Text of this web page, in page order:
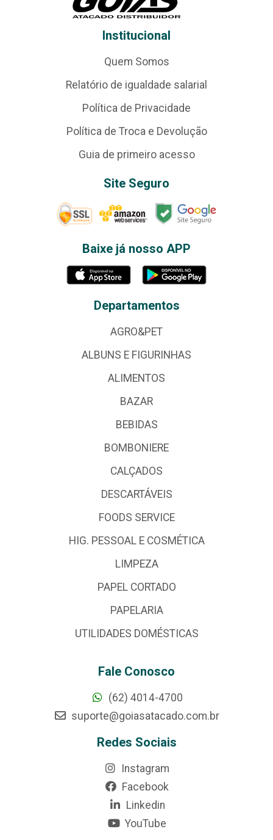
Institucional
Quem Somos
Relatório de igualdade salarial
Política de Privacidade
Política de Troca e Devolução
Guia de primeiro acesso
Site Seguro
Baixe já nosso APP
Departamentos
AGRO&PET
ALBUNS E FIGURINHAS
ALIMENTOS
BAZAR
BEBIDAS
BOMBONIERE
CALÇADOS
DESCARTÁVEIS
FOODS SERVICE
HIG. PESSOAL E COSMÉTICA
LIMPEZA
PAPEL CORTADO
PAPELARIA
UTILIDADES DOMÉSTICAS
Fale Conosco
(62) 4014-4700
suporte@goiasatacado.com.br
Redes Sociais
Instagram
Facebook
Linkedin
YouTube